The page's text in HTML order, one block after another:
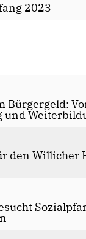
2023
Bürgergeld:
und
den Willicher